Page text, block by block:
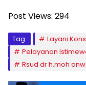
Post Views: 294
Tag:
Layani
Pelayanan
Rsud dr h.moh